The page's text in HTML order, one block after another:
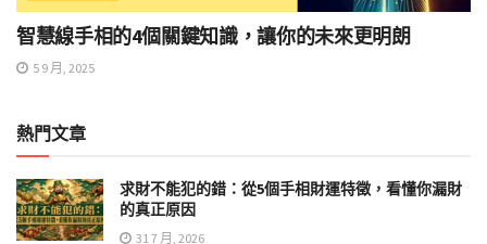
智慧線手相的4個關鍵知識，讓你的未來更明朗
5 9 月, 2025
熱門文章
求財不能犯的錯：從5個手相財運特徵，看懂你漏財
的真正原因
31 7 月, 2026